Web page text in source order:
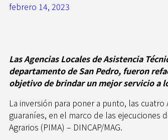
febrero 14, 2023
Las Agencias Locales de Asistencia
departamento de San Pedro, fueron
objetivo de brindar un mejor servicio a
La inversión para poner a punto, las
guaraníes, en el marco de las ejecuciones
Agrarios (PIMA) – DINCAP/MAG.